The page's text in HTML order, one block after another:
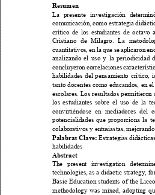
Resumen
La presente investigación
comunicación, como estrategia
crítico de los estudiantes de octavo
Cristiano de Milagro. La
cuantitativos, en la que se aplicaron
analizando el uso y la periodicidad
concluyeron correlaciones
habilidades del pensamiento crítico,
tanto docentes como educandos, en
escolares. Los resultados permitieron
los estudiantes sobre el uso de la t
convirtiéndose en mediadores del
potencialidades que proporciona la
colaborativos y entusiastas, mejor
Palabras Clave: Estrategias
habilidades
Abstract
The present investigation
technologies, as a didactic strategy,
Basic Education students of the
methodology was mixed, adopting